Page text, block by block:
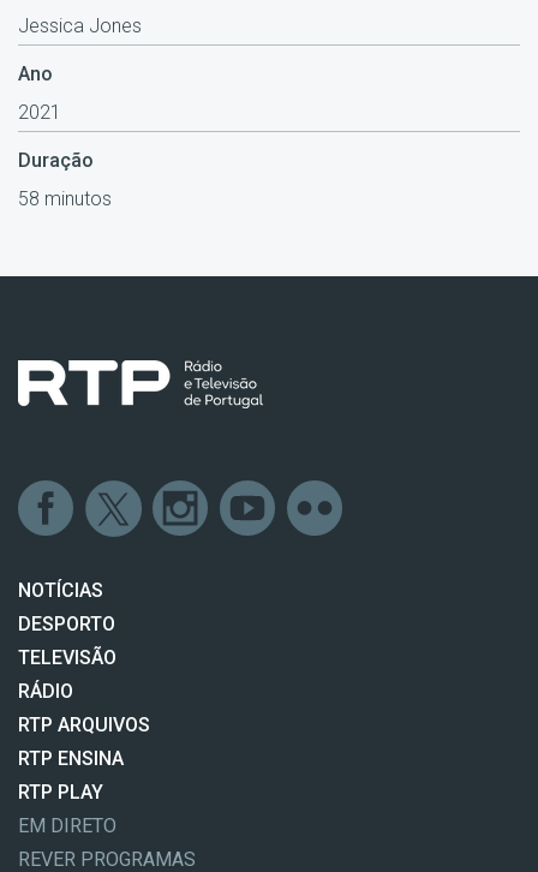
Jessica Jones
Ano
2021
Duração
58 minutos
NOTÍCIAS
DESPORTO
TELEVISÃO
RÁDIO
RTP ARQUIVOS
RTP ENSINA
RTP PLAY
EM DIRETO
REVER PROGRAMAS